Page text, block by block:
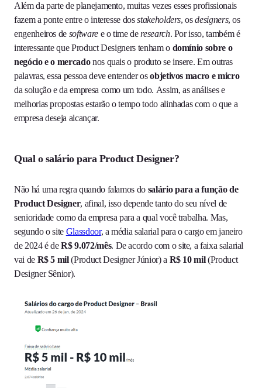
Além da parte de planejamento, muitas vezes esses profissionais
fazem a ponte entre o interesse dosstakeholders, osdesigners, os
engenheiros de softwaree o time deresearch. Por isso, também é
interessante que Product Designers tenham o domínio sobre o
negócio e o mercadonos quais o produto se insere. Em outras
palavras, essa pessoa deve entender osobjetivos macro e micro
da solução e da empresa como um todo. Assim, as análises e
melhorias propostas estarão o tempo todo alinhadas com o que a
empresa deseja alcançar.
Qual o salário para Product Designer?
Não há uma regra quando falamos do salário para a função de
Product Designer, afinal, isso depende tanto do seu nível de
senioridade como da empresa para a qual você trabalha. Mas,
segundo o site Glassdoor, a média salarial para o cargo em janeiro
de 2024 é deR$ 9.072/mês. De acordo com o site, a faixa salarial
vai de R$ 5 mil(Product Designer Júnior) a R$ 10 mil(Product
Designer Sênior).